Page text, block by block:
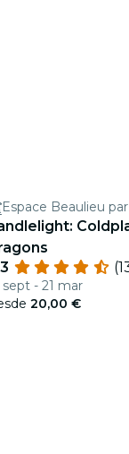
Espace Beaulieu
sept - 21 mar
20,00 €